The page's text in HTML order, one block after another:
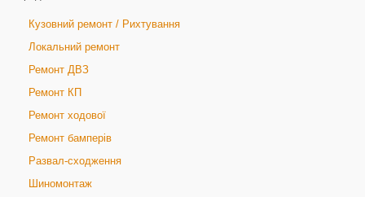
Кузовний ремонт / Рихтування
Локальний ремонт
Ремонт ДВЗ
Ремонт КП
Ремонт ходової
Ремонт бамперів
Развал-сходження
Шиномонтаж